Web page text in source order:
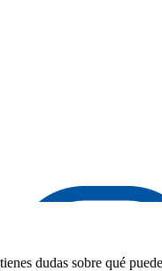
dudas sobre qué